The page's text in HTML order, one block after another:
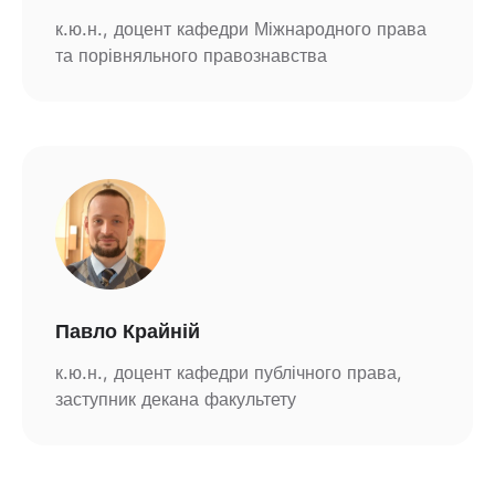
к.ю.н., доцент кафедри Міжнародного права
та порівняльного правознавства
Павло Крайній
к.ю.н., доцент кафедри публічного права,
заступник декана факультету